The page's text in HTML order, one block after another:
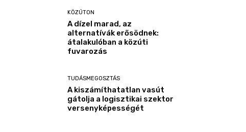
KÖZÚTON
A dízel marad, az
alternatívák erősödnek:
átalakulóban a közúti
fuvarozás
TUDÁSMEGOSZTÁS
A kiszámíthatatlan vasút
gátolja a logisztikai szektor
versenyképességét